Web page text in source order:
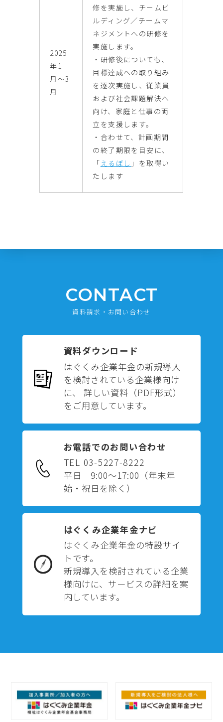
2025
年1
月〜3
月
修を実施し、チームビ
ルディング／チームマ
ネジメントへの研修を
実施します。
・研修後についても、
目標達成への取り組み
を逐次実施し、従業員
および社会課題解決へ
向け、家庭と仕事の両
立を支援します。
・合わせて、計画期間
の終了期限を目安に、
「 えるぼし 」を取得い
たします
CONTACT
資料請求・お問い合わせ
資料ダウンロード
はぐくみ企業年金の新規導入
を検討されている企業様向け
に、 詳しい資料（PDF形式）
をご用意しています。
お電話でのお問い合わせ
TEL 03-5227-8222
平日 9:00～17:00 （年末年
始・祝日を除く）
はぐくみ企業年金ナビ
はぐくみ企業年金の特設サイ
トです。
新規導入を検討されている企業
様向けに、サービスの詳細を案
内しています。